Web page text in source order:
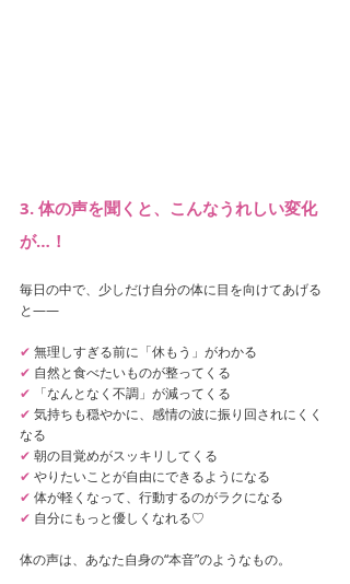
3. 体の声を聞くと、こんなうれしい変化
が…！
毎日の中で、少しだけ自分の体に目を向けてあげる
と——
✔ 無理しすぎる前に「休もう」がわかる
✔ 自然と食べたいものが整ってくる
✔ 「なんとなく不調」が減ってくる
✔ 気持ちも穏やかに、感情の波に振り回されにくく
なる
✔ 朝の目覚めがスッキリしてくる
✔ やりたいことが自由にできるようになる
✔ 体が軽くなって、行動するのがラクになる
✔ 自分にもっと優しくなれる♡
体の声は、あなた自身の“本音”のようなもの。